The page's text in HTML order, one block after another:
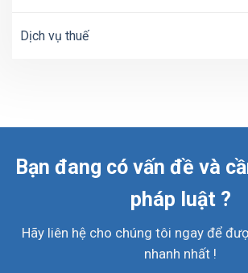
Dịch vụ thuế
Bạn đang có vấn đề và
pháp luật ?
Hãy liên hệ cho chúng tôi ngay để
nhanh nhất !